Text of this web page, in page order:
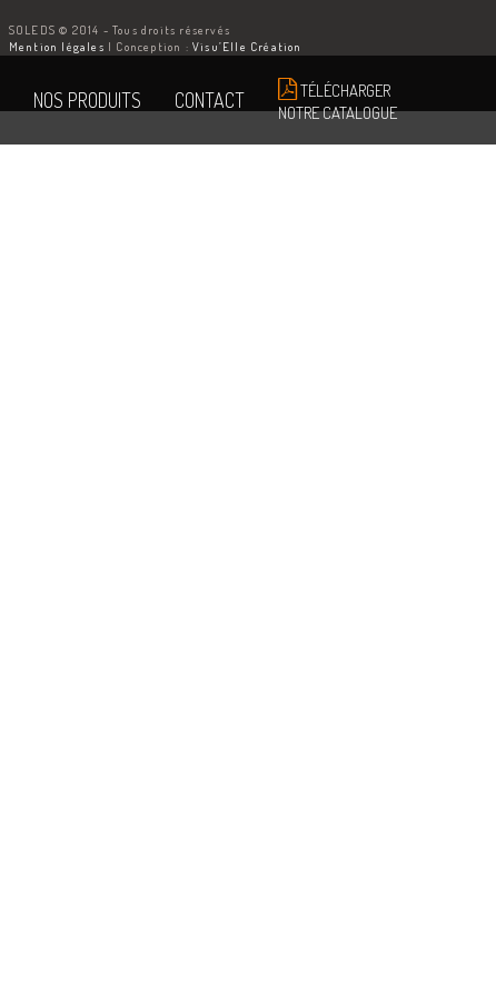
NOS PRODUITS CONTACT
TÉLÉCHARGER
NOTRE CATALOGUE
SOLEDS © 2014 - Tous droits réservés
Mention légales | Conception :Visu’Elle Création